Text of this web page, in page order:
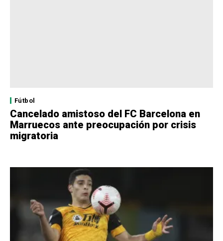
Fútbol
Cancelado amistoso del FC Barcelona en
Marruecos ante preocupación por crisis
migratoria